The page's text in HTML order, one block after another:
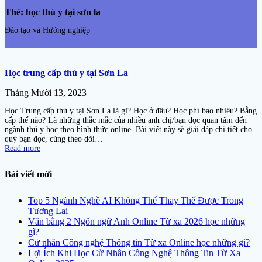
Thẻ: học thú y tại sơn la
Đào tạo và Hướng nghiệp
Học trung cấp thú y tại Sơn La
Tháng Mười 13, 2023
Học Trung cấp thú y tại Sơn La là gì? Học ở đâu? Học phí bao nhiêu? Bằng
cấp thế nào? Là những thắc mắc của nhiều anh chị/bạn đọc quan tâm đến
ngành thú y học theo hình thức online. Bài viết này sẽ giải đáp chi tiết cho
quý bạn đọc, cùng theo dõi…
Read more
Bài viết mới
Top 5 Ngành Nghề AI Không Thể Thay Thế Được Trong
Tương Lai
Văn bằng 2 Ngôn ngữ Anh Online Từ xa 2026 học những
gì?
Cử nhân Công nghệ Thông tin Từ xa Online học những gì?
Lợi Ích Khi Học Cử Nhân Công Nghệ Thông Tin Từ Xa